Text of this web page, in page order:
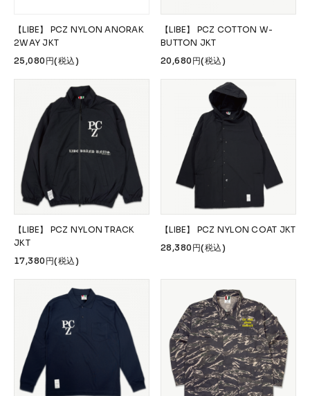
【LIBE】 PCZ NYLON ANORAK
2WAY JKT
25,080円(税込)
【LIBE】 PCZ COTTON W-
BUTTON JKT
20,680円(税込)
【LIBE】 PCZ NYLON TRACK
JKT
17,380円(税込)
【LIBE】 PCZ NYLON COAT JKT
28,380円(税込)